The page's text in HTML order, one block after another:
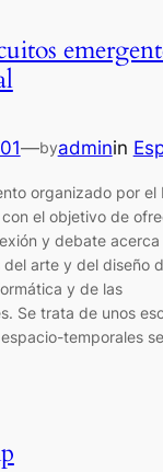
—byadminin
organizado por el
el objetivo de
y debate acerca
del arte y del diseño
y de las
Se trata de unos
temporales